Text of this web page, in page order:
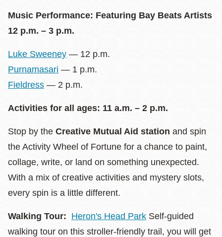
Music Performance: Featuring Bay Beats Artists
12 p.m. – 3 p.m.
Luke Sweeney — 12 p.m.
Purnamasari — 1 p.m.
Fieldress — 2 p.m.
Activities for all ages: 11 a.m. – 2 p.m.
Stop by the Creative Mutual Aid station and spin
the Activity Wheel of Fortune for a chance to paint,
collage, write, or land on something unexpected.
With a mix of creative activities and mystery slots,
every spin is a little different.
Walking Tour: Heron's Head Park Self-guided
walking tour on this stroller-friendly trail, you will get